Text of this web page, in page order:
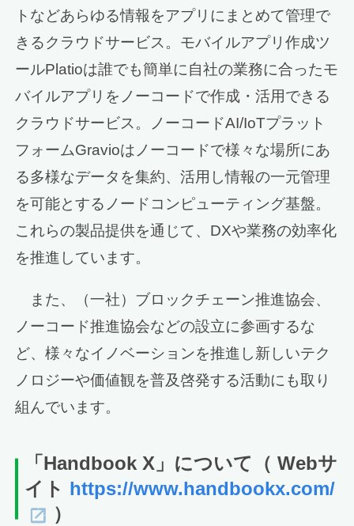
トなどあらゆる情報をアプリにまとめて管理で
きるクラウドサービス。モバイルアプリ作成ツ
ールPlatioは誰でも簡単に自社の業務に合ったモ
バイルアプリをノーコードで作成・活用できる
クラウドサービス。ノーコードAI/IoTプラット
フォームGravioはノーコードで様々な場所にあ
る多様なデータを集約、活用し情報の一元管理
を可能とするノードコンピューティング基盤。
これらの製品提供を通じて、DXや業務の効率化
を推進しています。
また、（一社）ブロックチェーン推進協会、
ノーコード推進協会などの設立に参画するな
ど、様々なイノベーションを推進し新しいテク
ノロジーや価値観を普及啓発する活動にも取り
組んでいます。
「Handbook X」について
（ Webサ
イト https://www.handbookx.com/
）